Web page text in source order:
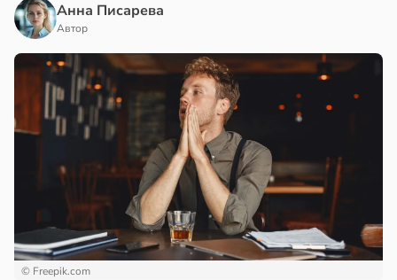
в19:49
в13:55
Анна Писарева
Автор
© Freepik.com